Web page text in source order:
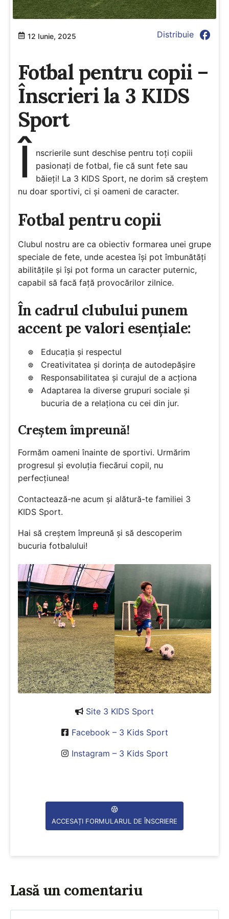
12 Iunie, 2025 Distribuie facebook
Fotbal pentru copii –
Înscrieri la 3 KIDS
Sport
Î
nscrierile sunt deschise pentru toți copiii
pasionați de fotbal, fie că sunt fete sau
băieți! La 3 KIDS Sport, ne dorim să creștem
nu doar sportivi, ci și oameni de caracter.
Fotbal pentru copii
Clubul nostru are ca obiectiv formarea unei grupe
speciale de fete, unde acestea își pot îmbunătăți
abilitățile și își pot forma un caracter puternic,
capabil să facă față provocărilor zilnice.
În cadrul clubului punem
accent pe valori esențiale:
Educația și respectul
Creativitatea și dorința de autodepășire
Responsabilitatea și curajul de a acționa
Adaptarea la diverse grupuri sociale și
bucuria de a relaționa cu cei din jur.
Creștem împreună!
Formăm oameni înainte de sportivi. Urmărim
progresul și evoluția fiecărui copil, nu
perfecțiunea!
Contactează-ne acum și alătură-te familiei 3
KIDS Sport.
Hai să creștem împreună și să descoperim
bucuria fotbalului!
Site 3 KIDS Sport
Facebook – 3 Kids Sport
Instagram – 3 Kids Sport
ACCESAȚI FORMULARUL DE ÎNSCRIERE
Lasă un comentariu